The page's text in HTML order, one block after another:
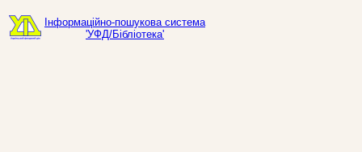
Інформаційно-пошукова система
'УФД/Бібліотека'